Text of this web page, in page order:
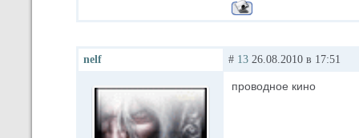
nelf # 13 26.08.2010 в 17:51
проводное кино